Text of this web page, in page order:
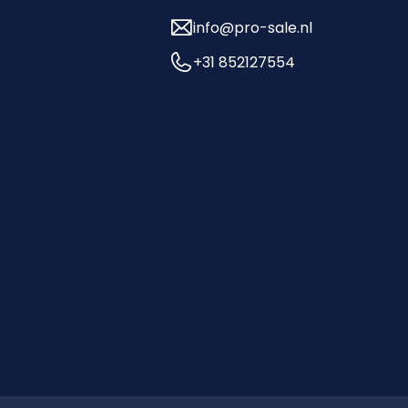
info@pro-sale.nl
+31 852127554